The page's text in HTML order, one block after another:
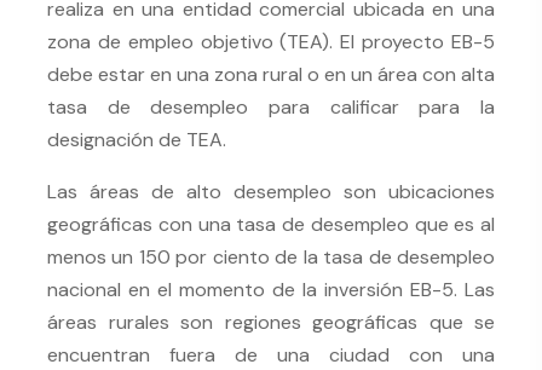
realiza en una entidad comercial ubicada en una
zona de empleo objetivo (TEA). El proyecto EB-5
debe estar en una zona rural o en un área con alta
tasa de desempleo para calificar para la
designación de TEA.
Las áreas de alto desempleo son ubicaciones
geográficas con una tasa de desempleo que es al
menos un 150 por ciento de la tasa de desempleo
nacional en el momento de la inversión EB-5. Las
áreas rurales son regiones geográficas que se
encuentran fuera de una ciudad con una